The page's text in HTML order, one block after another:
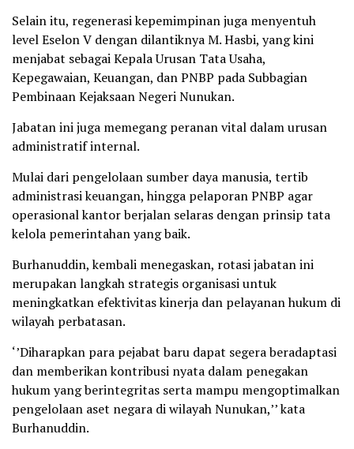
Selain itu, regenerasi kepemimpinan juga menyentuh
level Eselon V dengan dilantiknya M. Hasbi, yang kini
menjabat sebagai Kepala Urusan Tata Usaha,
Kepegawaian, Keuangan, dan PNBP pada Subbagian
Pembinaan Kejaksaan Negeri Nunukan.
Jabatan ini juga memegang peranan vital dalam urusan
administratif internal.
Mulai dari pengelolaan sumber daya manusia, tertib
administrasi keuangan, hingga pelaporan PNBP agar
operasional kantor berjalan selaras dengan prinsip tata
kelola pemerintahan yang baik.
Burhanuddin, kembali menegaskan, rotasi jabatan ini
merupakan langkah strategis organisasi untuk
meningkatkan efektivitas kinerja dan pelayanan hukum di
wilayah perbatasan.
‘’Diharapkan para pejabat baru dapat segera beradaptasi
dan memberikan kontribusi nyata dalam penegakan
hukum yang berintegritas serta mampu mengoptimalkan
pengelolaan aset negara di wilayah Nunukan,’’ kata
Burhanuddin.